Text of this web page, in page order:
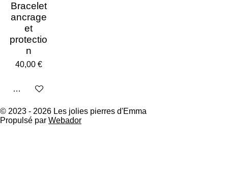
Bracelet
ancrage
et
protectio
n
40,00 €
Ajouter au panier
© 2023 - 2026 Les jolies pierres d'Emma
Propulsé par Webador